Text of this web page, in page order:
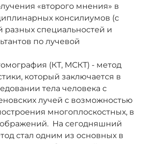
«второго мнения» в
консилиумов (с
разных специальностей и
по лучевой
(КТ, МСКТ) - метод
который заключается в
тела человека с
лучей с возможностью
многоплоскостных, в
На сегодняшний
стал одним из основных в